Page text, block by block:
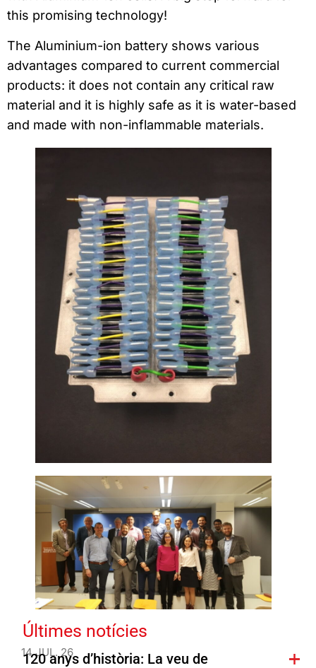
this promising technology!
The Aluminium-ion battery shows various
advantages compared to current commercial
products: it does not contain any critical raw
material and it is highly safe as it is water-based
and made with non-inflammable materials.
Últimes notícies
14 JUL. 26
120 anys d’història: La veu de